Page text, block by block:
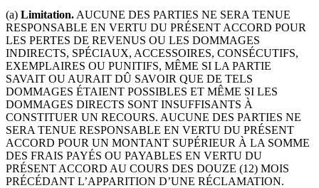
(a) Limitation. AUCUNE DES PARTIES NE SERA TENUE
RESPONSABLE EN VERTU DU PRÉSENT ACCORD POUR
LES PERTES DE REVENUS OU LES DOMMAGES
INDIRECTS, SPÉCIAUX, ACCESSOIRES, CONSÉCUTIFS,
EXEMPLAIRES OU PUNITIFS, MÊME SI LA PARTIE
SAVAIT OU AURAIT DÛ SAVOIR QUE DE TELS
DOMMAGES ÉTAIENT POSSIBLES ET MÊME SI LES
DOMMAGES DIRECTS SONT INSUFFISANTS À
CONSTITUER UN RECOURS. AUCUNE DES PARTIES NE
SERA TENUE RESPONSABLE EN VERTU DU PRÉSENT
ACCORD POUR UN MONTANT SUPÉRIEUR À LA SOMME
DES FRAIS PAYÉS OU PAYABLES EN VERTU DU
PRÉSENT ACCORD AU COURS DES DOUZE (12) MOIS
PRÉCÉDANT L’APPARITION D’UNE RÉCLAMATION.